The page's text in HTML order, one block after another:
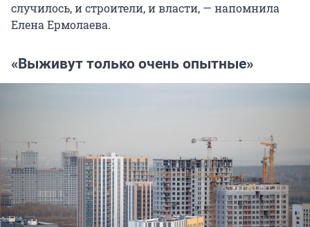
случилось, и строители, и власти, — напомнила
Елена Ермолаева.
«Выживут только очень опытные»